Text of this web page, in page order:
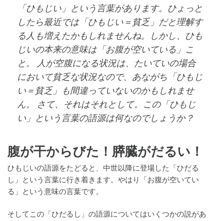
「ひもじい」という言葉があります。ひょっと
したら最近では「ひもじい＝貧乏」だと理解す
る人も増えたかもしれませんね。しかし、ひも
じいの本来の意味は「お腹が空いている」こ
と。 人が空腹になる状況は、たいていの場合
において貧乏な状況なので、あながち「ひもじ
い＝貧乏」も間違っていないのかもしれませ
ん。 さて、それはそれとして。この「ひもじ
い」という言葉の語源は何なのでしょうか？
腹が干からびた！膵臓がだるい！
ひもじいの語源をたどると、中世以降に登場した「ひだる
し」という言葉に行き着きます。やはり「お腹が空いてい
る」という意味の言葉です。
そしてこの「ひだるし」の語源についてはいくつかの説があ